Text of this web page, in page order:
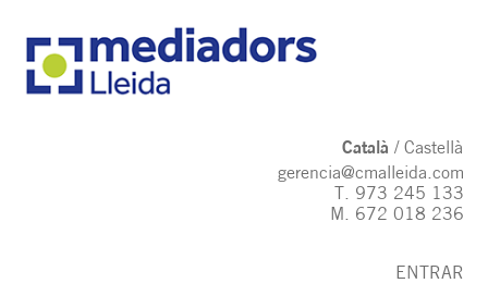
Català
Castellà
gerencia@cmalleida.com
T. 973 245 133
M. 672 018 236
ENTRAR